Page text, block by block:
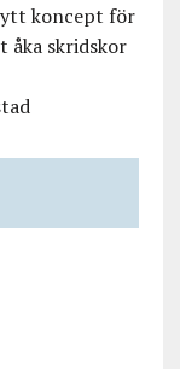
koncept för
åka skridskor